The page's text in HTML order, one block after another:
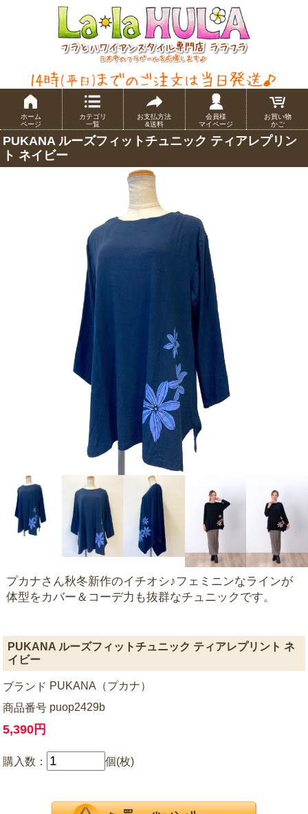
ホーム
ページ
カテゴリ
一覧
お支払方法
&送料
会員様
マイページ
お買い物
かご
PUKANA ルーズフィットチュニック ティアレプリン
ト ネイビー
プカナさん秋冬新作のイチオシ♪フェミニンなラインが
体型をカバー＆コーデ力も抜群なチュニックです。
PUKANA ルーズフィットチュニック ティアレプリント ネ
イビー
ブランド PUKANA（プカナ）
商品番号 puop2429b
5,390円
購入数： 個(枚)